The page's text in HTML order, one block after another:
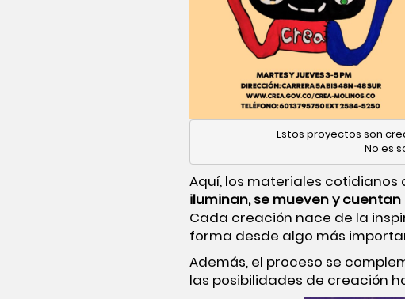
Estos proyectos son
No es
Aquí, los materiales
iluminan, se mueven y
Cada creación nace de la
forma desde algo más
Además, el proceso se
las posibilidades de creación